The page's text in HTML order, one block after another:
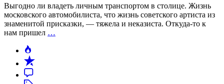
Выгодно ли владеть личным транспортом в столице. Жизнь
московского автомобилиста, что жизнь советского артиста из
знаменитой присказки, — тяжела и неказиста. Откуда-то к
нам пришел …